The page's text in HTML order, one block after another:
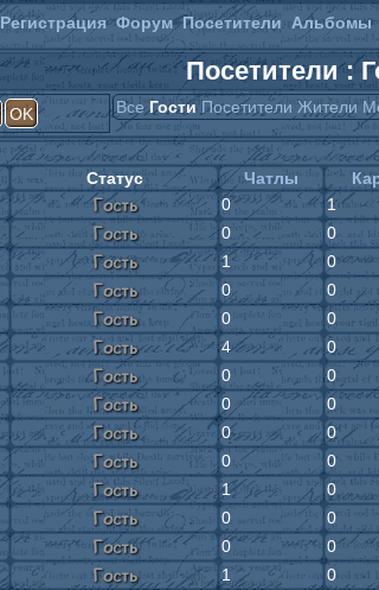
Регистрация Форум Посетители Альбомы
Посетители :
Все Гости Посетители Жители
Статус Чатлы
Гость 0 1
Гость 0 0
Гость 1 0
Гость 0 0
Гость 0 0
Гость 4 0
Гость 0 0
Гость 0 0
Гость 0 0
Гость 0 0
Гость 1 0
Гость 0 0
Гость 0 0
Гость 1 0